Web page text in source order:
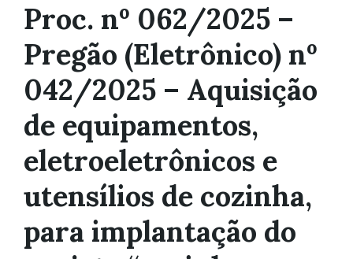
Proc. nº 062/2025 –
Pregão (Eletrônico) nº
042/2025 – Aquisição
de equipamentos,
eletroeletrônicos e
utensílios de cozinha,
para implantação do